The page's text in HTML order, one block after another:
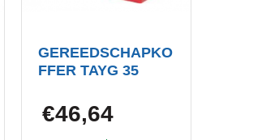
GEREEDSCHAPKO
FFER TAYG 35
€46,64